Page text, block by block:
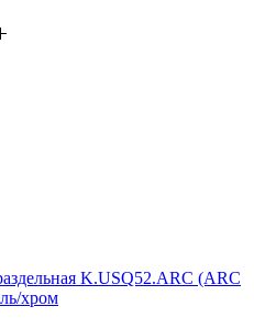
K.USQ52.ARC (ARC
хром